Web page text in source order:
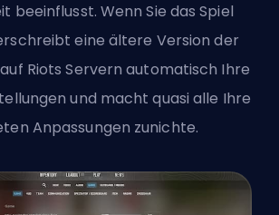
beeinflusst. Wenn Sie das Spiel
eine ältere Version der
Riots Servern automatisch Ihre
und macht quasi alle Ihre
Anpassungen zunichte.